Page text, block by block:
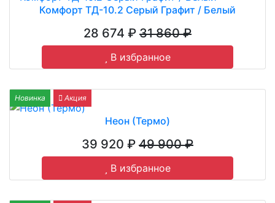
Комфорт ТД-10.2 Серый Графит / Белый
28 674 ₽ 31 860 ₽
В избранное
Новинка Акция
Неон (Термо)
39 920 ₽ 49 900 ₽
В избранное